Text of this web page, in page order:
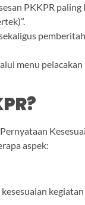
PKKPR paling
menu pelacakan
aspek: